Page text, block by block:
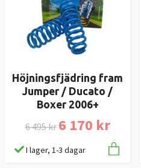
Höjningsfjädring fram
Jumper / Ducato /
Boxer 2006+
6 495 kr 6 170 kr
I lager, 1-3 dagar